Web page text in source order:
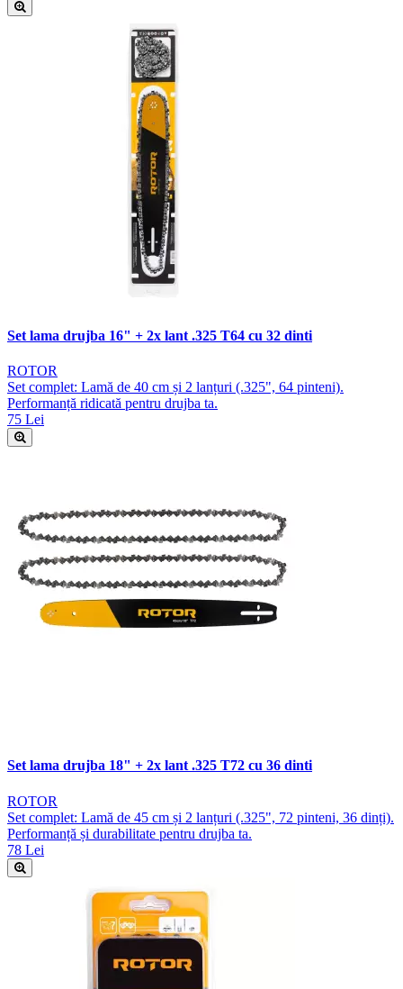
Set lama drujba 16" + 2x lant .325 T64 cu 32 dinti
ROTOR
Set complet: Lamă de 40 cm și 2 lanțuri (.325", 64 pinteni).
Performanță ridicată pentru drujba ta.
75 Lei
Set lama drujba 18" + 2x lant .325 T72 cu 36 dinti
ROTOR
Set complet: Lamă de 45 cm și 2 lanțuri (.325", 72 pinteni, 36 dinți).
Performanță și durabilitate pentru drujba ta.
78 Lei